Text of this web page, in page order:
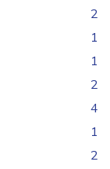
2
1
1
2
4
1
2